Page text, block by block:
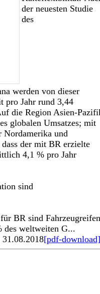
der neuesten Studie
des
werden von dieser
pro Jahr rund 3,44
die Region Asien-
globalen Umsatzes; mit
Nordamerika und
der mit BR erzielte
4,1 % pro Jahr
sind
BR sind
des weltweiten G...
31.08.2018[pdf-download]